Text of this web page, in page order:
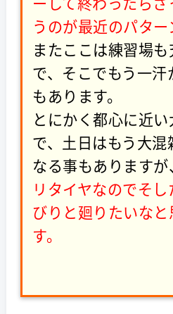
うのが最近のパター
またここは練習場
で、そこでもう一汗
もあります。
とにかく都心に近
で、土日はもう大混
なる事もありますが、
リタイヤなのでそ
びりと廻りたいなと
す。